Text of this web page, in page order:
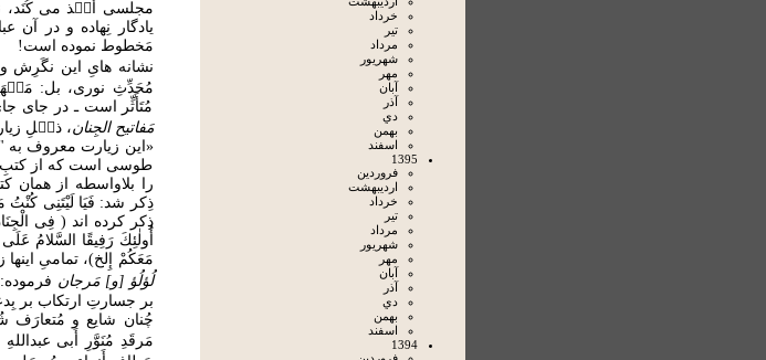
خرداد
تير
مرداد
شهريور
مهر
آبان
آذر
دي
بهمن
اسفند
1395
فروردين
ارديبهشت
خرداد
تير
مرداد
شهريور
مهر
آبان
آذر
دي
بهمن
اسفند
1394
مجلسی أَخ۟ذ می کُنَد،
یادگار نِهاده و در آن
مَخطوط نموده است!
نشانه هایِ این نگَرِش
مُحَدِّثِ نوری، بل:
مُتَأَثِّر است ـ در جای
مَفاتیح الجِنان، ذی۟لِ
«اين زيارت معروف
طوسى است كه از كتبِ
را بلاواسطه از همان
ذِكر شد: فَيَا لَيْتَنِی كُنْتُ
ذِكر كرده اند ( فِی
أُولٰئِكَ رَفِيقًا السَّلامُ
مَعَكُمْ إِلخ)، تمامىِ
لُؤلُؤ [و] مَرجان
بر جسارتِ ارتكاب بر
چُنان شايع و مُتعارَف
مَرقَدِ مُنَوَّرِ أَبى